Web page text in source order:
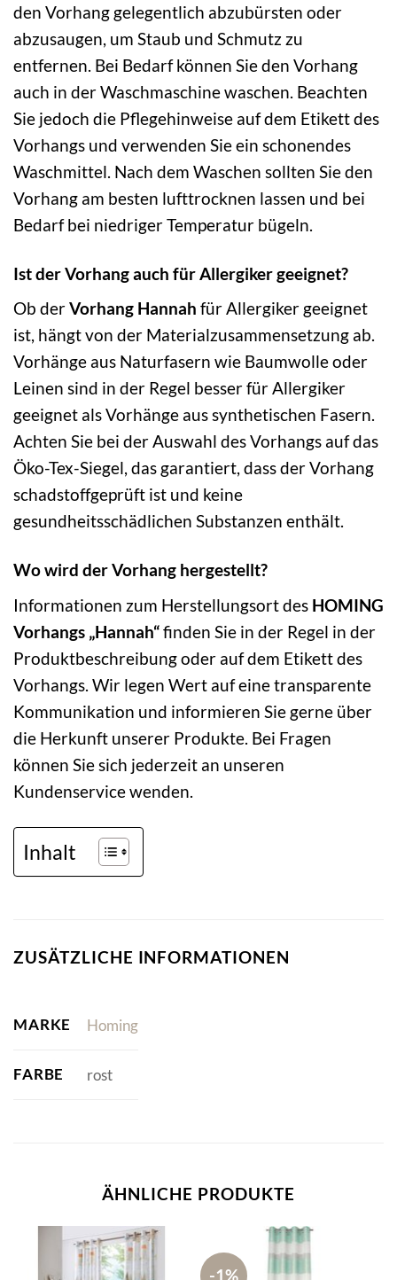
den Vorhang gelegentlich abzubürsten oder
abzusaugen, um Staub und Schmutz zu
entfernen. Bei Bedarf können Sie den Vorhang
auch in der Waschmaschine waschen. Beachten
Sie jedoch die Pflegehinweise auf dem Etikett des
Vorhangs und verwenden Sie ein schonendes
Waschmittel. Nach dem Waschen sollten Sie den
Vorhang am besten lufttrocknen lassen und bei
Bedarf bei niedriger Temperatur bügeln.
Ist der Vorhang auch für Allergiker geeignet?
Ob derVorhang Hannah für Allergiker geeignet
ist, hängt von der Materialzusammensetzung ab.
Vorhänge aus Naturfasern wie Baumwolle oder
Leinen sind in der Regel besser für Allergiker
geeignet als Vorhänge aus synthetischen Fasern.
Achten Sie bei der Auswahl des Vorhangs auf das
Öko-Tex-Siegel, das garantiert, dass der Vorhang
schadstoffgeprüft ist und keine
gesundheitsschädlichen Substanzen enthält.
Wo wird der Vorhang hergestellt?
Informationen zum Herstellungsort des HOMING
Vorhangs „Hannah“finden Sie in der Regel in der
Produktbeschreibung oder auf dem Etikett des
Vorhangs. Wir legen Wert auf eine transparente
Kommunikation und informieren Sie gerne über
die Herkunft unserer Produkte. Bei Fragen
können Sie sich jederzeit an unseren
Kundenservice wenden.
Inhalt
ZUSÄTZLICHE INFORMATIONEN
MARKE Homing
FARBE rost
ÄHNLICHE PRODUKTE
-1%